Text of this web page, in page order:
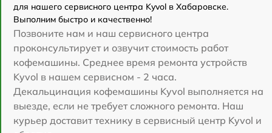
для нашего сервисного центра Kyvol в Хабаровске.
Выполним быстро и качественно!
Позвоните нам и наш сервисного центра
проконсультирует и озвучит стоимость работ
кофемашины. Среднее время ремонта устройств
Kyvol в нашем сервисном - 2 часа.
Декальцинация кофемашины Kyvol выполняется на
выезде, если не требует сложного ремонта. Наш
курьер доставит технику в сервисный центр Kyvol и